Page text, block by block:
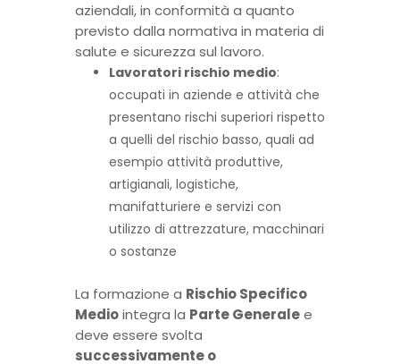
aziendali, in conformità a quanto
previsto dalla normativa in materia di
salute e sicurezza sul lavoro.
Lavoratori rischio medio:
occupati in aziende e attività che
presentano rischi superiori rispetto
a quelli del rischio basso, quali ad
esempio attività produttive,
artigianali, logistiche,
manifatturiere e servizi con
utilizzo di attrezzature, macchinari
o sostanze
La formazione a Rischio Specifico
Mediointegra la Parte Generalee
deve essere svolta
successivamente o